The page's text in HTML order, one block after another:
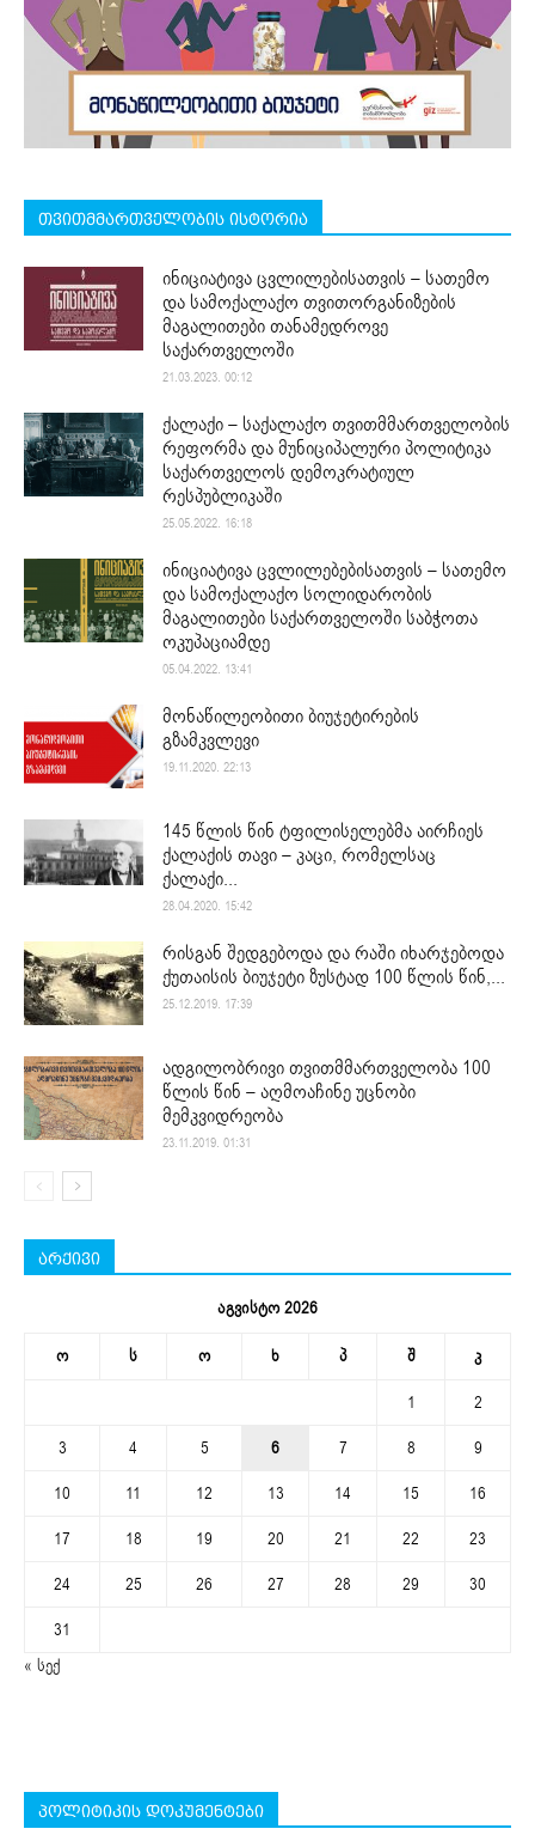
თვითმმართველობის ისტორია
ინიციატივა ცვლილებისათვის – სათემო
და სამოქალაქო თვითორგანიზების
მაგალითები თანამედროვე
საქართველოში
21.03.2023. 00:12
ქალაქი – საქალაქო თვითმმართველობის
რეფორმა და მუნიციპალური პოლიტიკა
საქართველოს დემოკრატიულ
რესპუბლიკაში
25.05.2022. 16:18
ინიციატივა ცვლილებებისათვის – სათემო
და სამოქალაქო სოლიდარობის
მაგალითები საქართველოში საბჭოთა
ოკუპაციამდე
05.04.2022. 13:41
მონაწილეობითი ბიუჯეტირების
გზამკვლევი
19.11.2020. 22:13
145 წლის წინ ტფილისელებმა აირჩიეს
ქალაქის თავი – კაცი, რომელსაც
ქალაქი...
28.04.2020. 15:42
რისგან შედგებოდა და რაში იხარჯებოდა
ქუთაისის ბიუჯეტი ზუსტად 100 წლის წინ,...
25.12.2019. 17:39
ადგილობრივი თვითმმართველობა 100
წლის წინ – აღმოაჩინე უცნობი
მემკვიდრეობა
23.11.2019. 01:31
არქივი
აგვისტო 2026
ო ს ო ხ პ შ კ
1
2
3
4 5 6 7 8
9
10
11 12 13 14 15
16
17
18 19 20 21 22
23
24
25 26 27 28 29
30
31
« სექ
პოლიტიკის დოკუმენტები